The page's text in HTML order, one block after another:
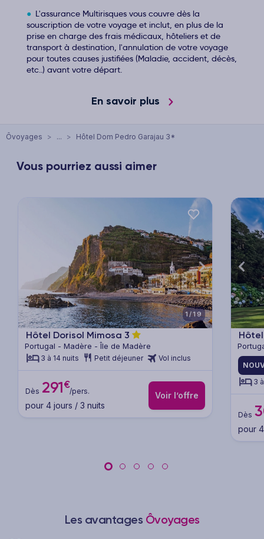
L'assurance Multirisques vous couvre dès la
souscription de votre voyage et inclut, en plus de la
prise en charge des frais médicaux, hôteliers et de
transport à destination, l'annulation de votre voyage
pour toutes causes justifiées (Maladie, accident, décès,
etc..) avant votre départ.
En savoir plus
Ôvoyages > ... > Hôtel Dom Pedro Garajau 3*
Vous pourriez aussi aimer
Previous Next
1/19
Hôtel Dorisol Mimosa 3
Portugal - Madère - Île de Madère
3 à 14 nuits Petit déjeuner Vol inclus
Dès 291€
/pers.
pour 4 jours / 3 nuits
Voir l’offre
3
Dès
pour
Les avantages Ôvoyages